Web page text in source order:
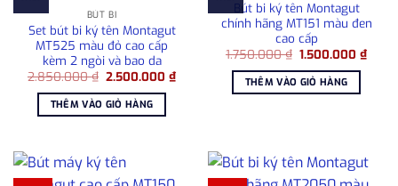
BÚT BI
Set bút bi ký tên Montagut
MT525 màu đỏ cao cấp
kèm 2 ngòi và bao da
2.850.000₫ Giá
là:
2.850.000 ₫.
2.500.000₫Giá
hiện
THÊM VÀO GIỎ HÀNG
Bút bi ký tên Montagut
chính hãng MT151 màu đen
cao cấp
1.750.000₫ Giá
là:
1.750.000 ₫.
1.500.000₫Giá
hiện
THÊM VÀO GIỎ HÀNG